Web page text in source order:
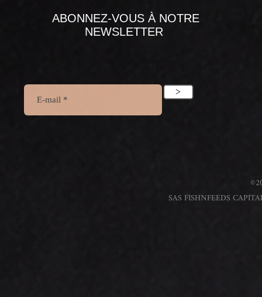
ABONNEZ-VOUS À NOTRE
NEWSLETTER
>
SAS FISHNFEEDS